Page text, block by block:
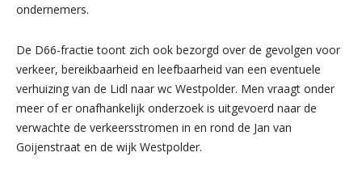
ondernemers.
De D66-fractie toont zich ook bezorgd over de gevolgen voor
verkeer, bereikbaarheid en leefbaarheid van een eventuele
verhuizing van de Lidl naar wc Westpolder. Men vraagt onder
meer of er onafhankelijk onderzoek is uitgevoerd naar de
verwachte de verkeersstromen in en rond de Jan van
Goijenstraat en de wijk Westpolder.